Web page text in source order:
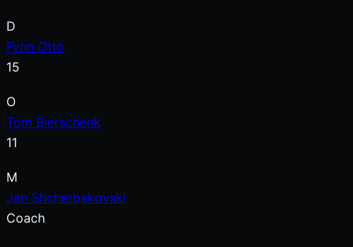
D
Fynn Otto
15
O
Tom Bierschenk
11
M
Jan Shcherbakovski
Coach